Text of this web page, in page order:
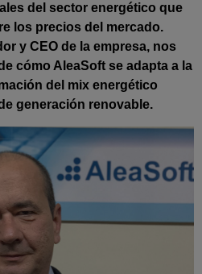
del sector energético que
los precios del mercado.
y CEO de la empresa, nos
cómo AleaSoft se adapta a la
del mix energético
generación renovable.